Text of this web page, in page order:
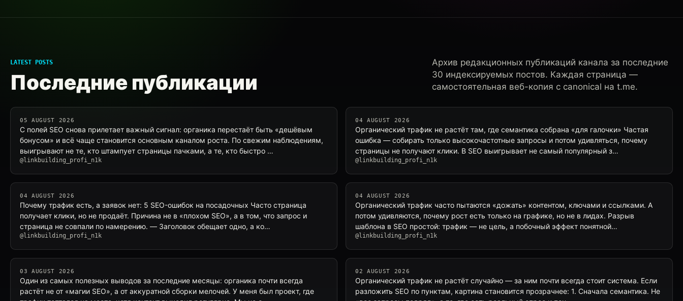
LATEST POSTS
Последние публикации
Архив редакционных публикаций канала за последние
30 индексируемых постов. Каждая страница —
самостоятельная веб-копия с canonical на t.me.
05 AUGUST 2026
С полей SEO снова прилетает важный сигнал: органика перестаёт быть «дешёвым
бонусом» и всё чаще становится основным каналом роста. По свежим наблюдениям,
выигрывают не те, кто штампует страницы пачками, а те, кто быстро …
@linkbuilding_profi_n1k
04 AUGUST 2026
Органический трафик не растёт там, где семантика собрана «для галочки» Частая
ошибка — собирать только высокочастотные запросы и потом удивляться, почему
страницы не получают клики. В SEO выигрывает не самый популярный з…
@linkbuilding_profi_n1k
04 AUGUST 2026
Почему трафик есть, а заявок нет: 5 SEO-ошибок на посадочных Часто страница
получает клики, но не продаёт. Причина не в «плохом SEO», а в том, что запрос и
страница не совпали по намерению. — Заголовок обещает одно, а ко…
@linkbuilding_profi_n1k
04 AUGUST 2026
Органический трафик часто пытаются «дожать» контентом, ключами и ссылками. А
потом удивляются, почему рост есть только на графике, но не в лидах. Разрыв
шаблона в SEO простой: трафик — не цель, а побочный эффект понятной…
@linkbuilding_profi_n1k
03 AUGUST 2026
Один из самых полезных выводов за последние месяцы: органика почти всегда
растёт не от «магии SEO», а от аккуратной сборки мелочей. У меня был проект, где
02 AUGUST 2026
Органический трафик не растёт случайно — за ним почти всегда стоит система. Если
разложить SEO по пунктам, картина становится прозрачнее: 1. Сначала семантика. Не